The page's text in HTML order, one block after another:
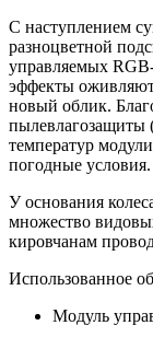
С наступлением
разноцветной
управляемых
эффекты оживляют
новый облик.
пылевлагозащиты
температур
погодные условия.
У основания
множество
кировчанам
Использованное
Модуль